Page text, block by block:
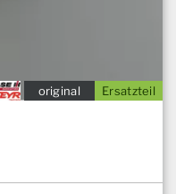
Ersatzteil
original